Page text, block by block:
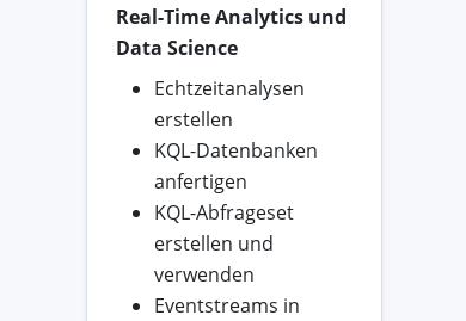
Real-Time Analytics und
Data Science
Echtzeitanalysen
erstellen
KQL-Datenbanken
anfertigen
KQL-Abfrageset
erstellen und
verwenden
Eventstreams in